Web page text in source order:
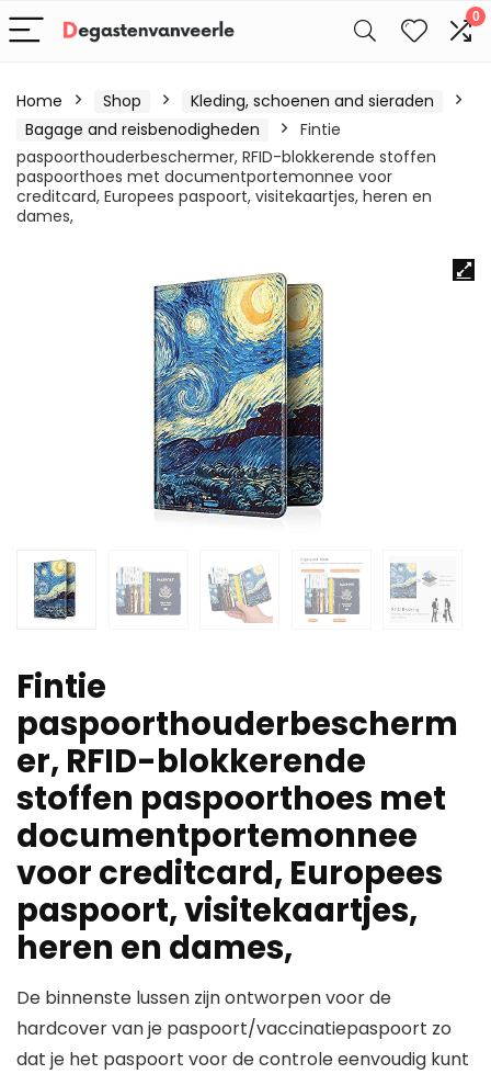
0
Home Shop
Kleding, schoenen and sieraden
Bagage and reisbenodigheden
Fintie
paspoorthouderbeschermer, RFID-blokkerende stoffen
paspoorthoes met documentportemonnee voor
creditcard, Europees paspoort, visitekaartjes, heren en
dames,
Fintie
paspoorthouderbescherm
er, RFID-blokkerende
stoffen paspoorthoes met
documentportemonnee
voor creditcard, Europees
paspoort, visitekaartjes,
heren en dames,
De binnenste lussen zijn ontworpen voor de
hardcover van je paspoort/vaccinatiepaspoort zo
dat je het paspoort voor de controle eenvoudig kunt